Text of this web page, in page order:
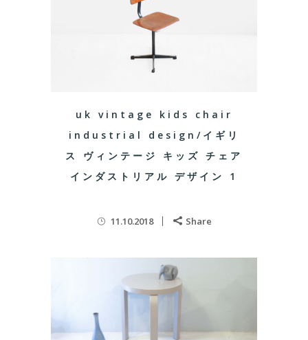
uk vintage kids chair
industrial design/イギリ
ス ヴィンテージ キッズ チェア
インダストリアル デザイン 1
11.10.2018 Share